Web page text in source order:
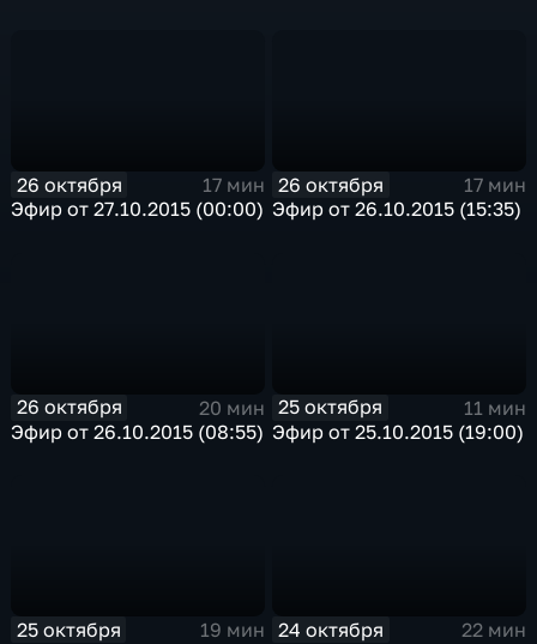
26 октября
17 мин
Эфир от 27.10.2015 (00:00)
26 октября
17 мин
Эфир от 26.10.2015 (15:35)
26 октября
20 мин
Эфир от 26.10.2015 (08:55)
25 октября
11 мин
Эфир от 25.10.2015 (19:00)
25 октября
19 мин
24 октября
22 мин